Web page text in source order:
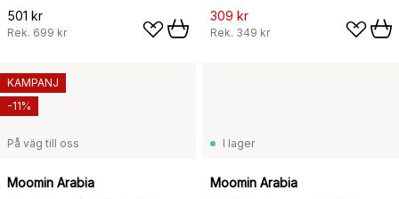
501 kr
Rek. 699 kr
309 kr
Rek. 349 kr
På väg till oss
Moomin Arabia
KAMPANJ
-11%
I lager
Moomin Arabia